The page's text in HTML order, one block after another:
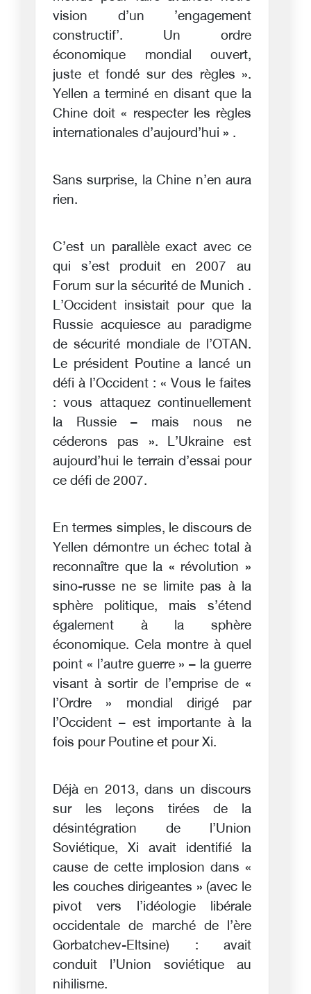
vision d’un ’engagement
constructif’. Un ordre
économique mondial ouvert,
juste et fondé sur des règles ».
Yellen a terminé en disant que la
Chine doit « respecter les règles
internationales d’aujourd’hui » .
Sans surprise, la Chine n’en aura
rien.
C’est un parallèle exact avec ce
qui s’est produit en 2007 au
Forum sur la sécurité de Munich .
L’Occident insistait pour que la
Russie acquiesce au paradigme
de sécurité mondiale de l’OTAN.
Le président Poutine a lancé un
défi à l’Occident : « Vous le faites
: vous attaquez continuellement
la Russie – mais nous ne
céderons pas ». L’Ukraine est
aujourd’hui le terrain d’essai pour
ce défi de 2007.
En termes simples, le discours de
Yellen démontre un échec total à
reconnaître que la « révolution »
sino-russe ne se limite pas à la
sphère politique, mais s’étend
également à la sphère
économique. Cela montre à quel
point « l’autre guerre » – la guerre
visant à sortir de l’emprise de «
l’Ordre » mondial dirigé par
l’Occident – est importante à la
fois pour Poutine et pour Xi.
Déjà en 2013, dans un discours
sur les leçons tirées de la
désintégration de l’Union
Soviétique, Xi avait identifié la
cause de cette implosion dans «
les couches dirigeantes » (avec le
pivot vers l’idéologie libérale
occidentale de marché de l’ère
Gorbatchev-Eltsine) : avait
conduit l’Union soviétique au
nihilisme.